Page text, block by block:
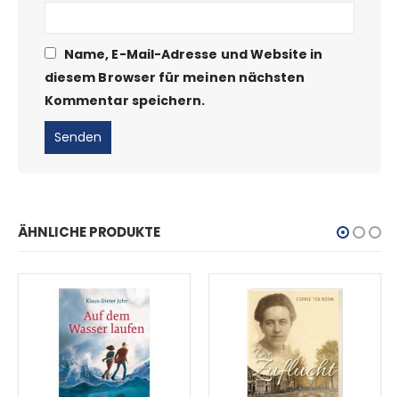
Name, E-Mail-Adresse und Website in
diesem Browser für meinen nächsten
Kommentar speichern.
ÄHNLICHE PRODUKTE